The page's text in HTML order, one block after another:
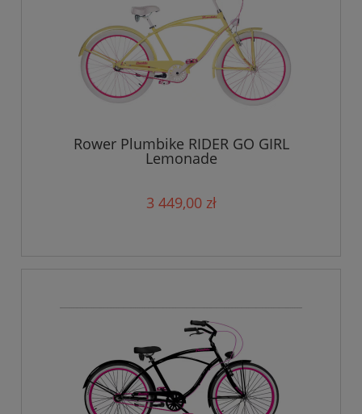
Rower Plumbike RIDER GO GIRL
Lemonade
3 449,00 zł